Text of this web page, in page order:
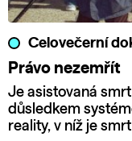
Celovečerní
Právo nezemřít
Je asistovaná
důsledkem
reality, v níž je